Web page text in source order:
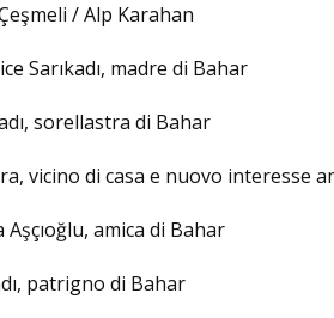
/ Alp Karahan
Sarıkadı, madre di Bahar
sorellastra di Bahar
vicino di casa e nuovo interesse
amica di Bahar
patrigno di Bahar